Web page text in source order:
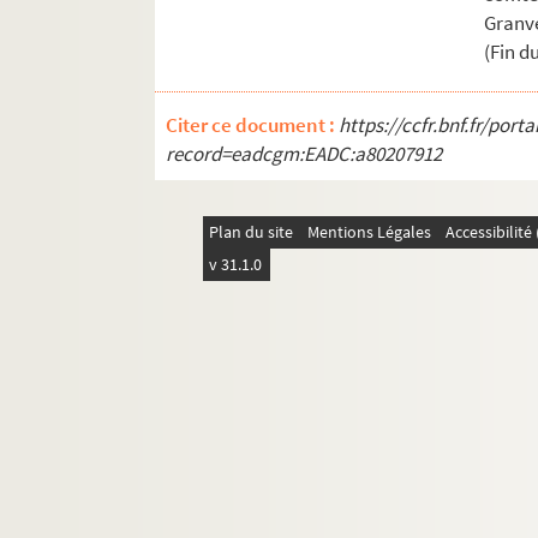
(Fin
Citer ce document : https://ccfr.bnf.fr/
record=eadcgm:EADC:a80207912
Plan du site Mentions Légales
v 31.1.0